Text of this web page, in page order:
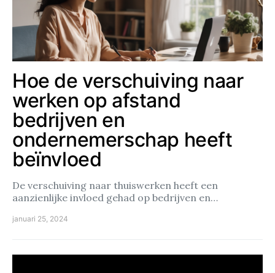
Hoe de verschuiving naar
werken op afstand
bedrijven en
ondernemerschap heeft
beïnvloed
De verschuiving naar thuiswerken heeft een
aanzienlijke invloed gehad op bedrijven en…
januari 25, 2024